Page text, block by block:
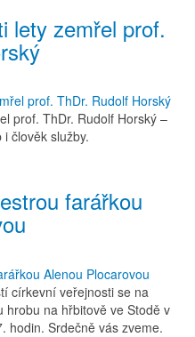
lety zemřel prof.
prof. ThDr. Rudolf Horský –
člověk služby.
farářkou
církevní veřejnosti se na
na hřbitově ve Stodě v
hodin. Srdečně vás zveme.